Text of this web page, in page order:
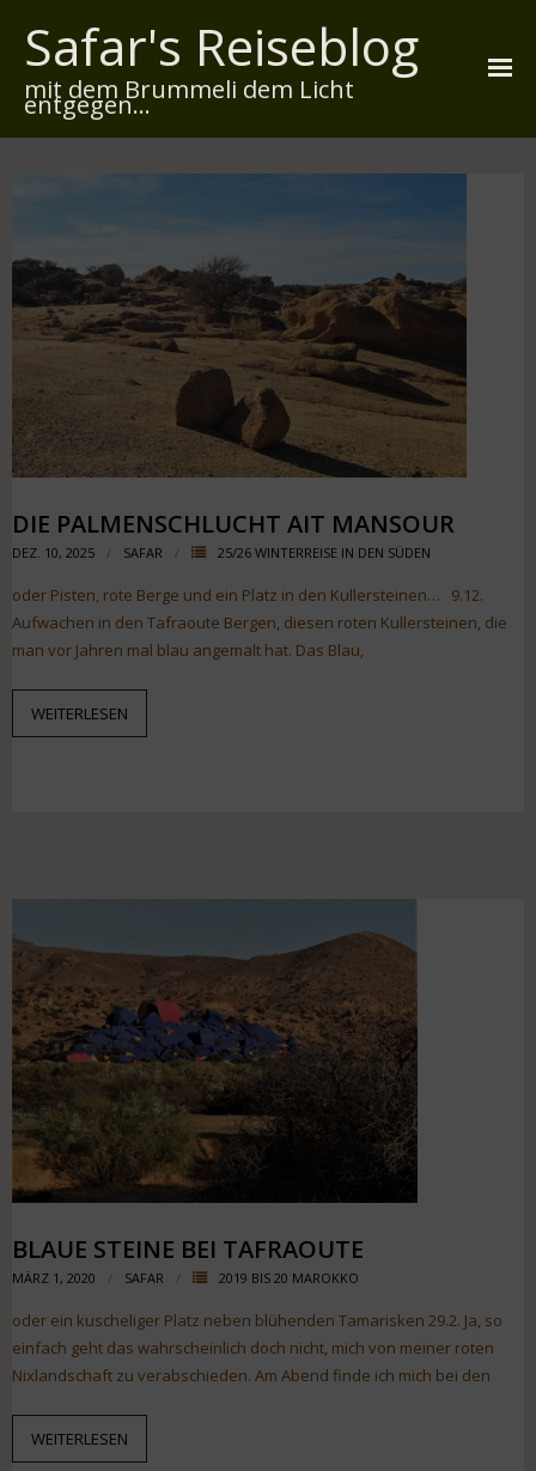
Safar's Reiseblog
mit dem Brummeli dem Licht
entgegen...
Reiserouten
Widmung
Datenschutz
DIE PALMENSCHLUCHT AIT MANSOUR
DEZ. 10, 2025 SAFAR 25/26 WINTERREISE IN DEN SÜDEN
oder Pisten, rote Berge und ein Platz in den Kullersteinen… 9.12.
Aufwachen in den Tafraoute Bergen, diesen roten Kullersteinen, die
man vor Jahren mal blau angemalt hat. Das Blau,
WEITERLESEN
BLAUE STEINE BEI TAFRAOUTE
MÄRZ 1, 2020 SAFAR 2019 BIS 20 MAROKKO
oder ein kuscheliger Platz neben blühenden Tamarisken 29.2. Ja, so
einfach geht das wahrscheinlich doch nicht, mich von meiner roten
Nixlandschaft zu verabschieden. Am Abend finde ich mich bei den
WEITERLESEN